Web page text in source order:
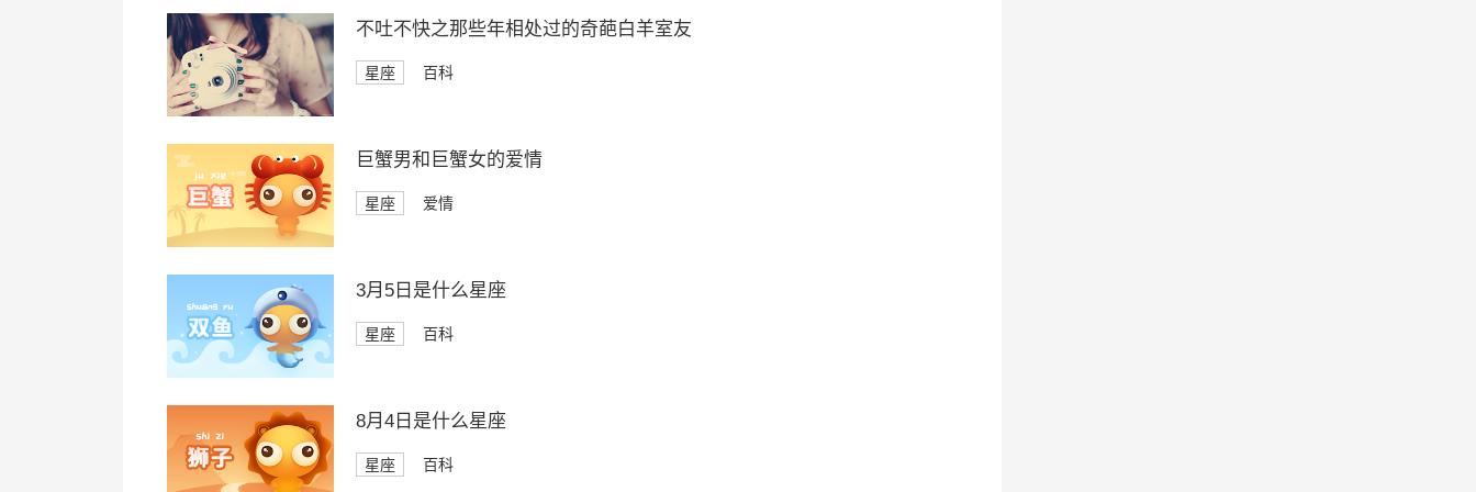
不吐不快之那些年相处过的奇葩白羊室友
星座 百科
巨蟹男和巨蟹女的爱情
星座 爱情
3月5日是什么星座
星座 百科
8月4日是什么星座
星座 百科